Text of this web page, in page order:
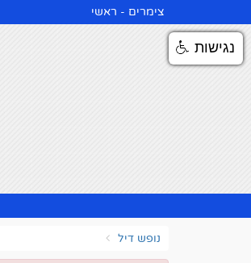
צימרים - ראשי
נופש דיל
נגישות